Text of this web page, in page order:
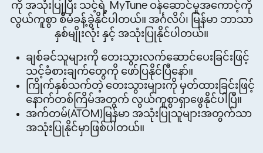
ကို အသုံးပြုပြီး သင့်ရဲ့ MyTune ဝန်ဆောင်မှုအကောင့်ကို
လွယ်ကူစွာ စီမံခန့်ခွဲနိုင်ပါတယ်။ အင်္ဂလိပ်၊ မြန်မာ ဘာသာ
နှစ်မျိုးလုံး နှင့် အသုံးပြုနိုင်ပါတယ်။
ချစ်ခင်သူများကို တေးသွားလက်ဆောင်ပေးခြင်းဖြင့်
သင့်ခံစားချက်တွေကို ဖော်ပြနိုင်ပြီနော်။
ကြိုက်နှစ်သက်တဲ့ တေးသွားများကို မှတ်ထားခြင်းဖြင့်
နောက်တစ်ကြိမ်အတွက် လွယ်ကူစွာရှာဖွေနိုင်ပါပြီ။
အက်တမ်(ATOM)မြန်မာ အသုံးပြုသူများအတွက်သာ
အသုံးပြုနိုင်မှာဖြစ်ပါတယ်။